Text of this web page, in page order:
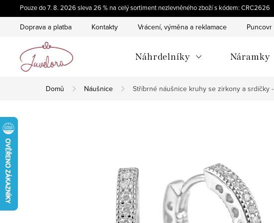
na
Pouze do 7. 8. 2026 sleva 26 % na celý sortiment nezlevněného zboží s kódem: CRC2626
Doprava a platba Kontakty Vrácení, výměna a reklamace
Náhrdelníky Náramky
Domů Náušnice Stříbrné náušnice kruhy se zirkony a srdíčky